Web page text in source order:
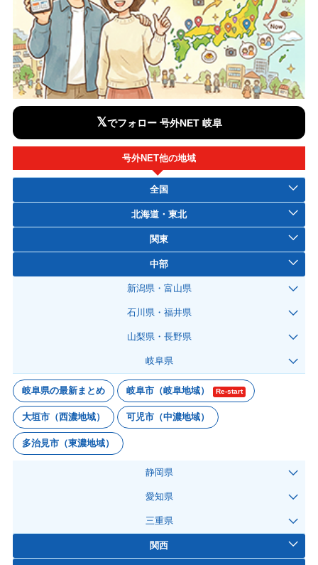
𝕏でフォロー 号外NET 岐阜
号外NET他の地域
全国
北海道・東北
関東
中部
新潟県・富山県
石川県・福井県
山梨県・長野県
岐阜県
岐阜県の最新まとめ 岐阜市（岐阜地域） Re-start
大垣市（西濃地域） 可児市（中濃地域）
多治見市（東濃地域）
静岡県
愛知県
三重県
関西